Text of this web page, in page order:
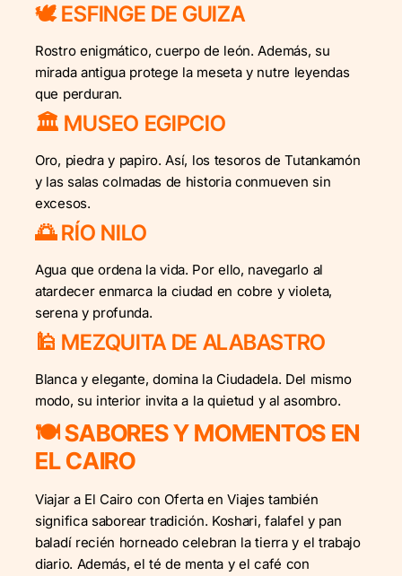
🕊️ ESFINGE DE GUIZA
Rostro enigmático, cuerpo de león. Además, su
mirada antigua protege la meseta y nutre leyendas
que perduran.
🏛️ MUSEO EGIPCIO
Oro, piedra y papiro. Así, los tesoros de Tutankamón
y las salas colmadas de historia conmueven sin
excesos.
🌅 RÍO NILO
Agua que ordena la vida. Por ello, navegarlo al
atardecer enmarca la ciudad en cobre y violeta,
serena y profunda.
🕌 MEZQUITA DE ALABASTRO
Blanca y elegante, domina la Ciudadela. Del mismo
modo, su interior invita a la quietud y al asombro.
🍽️ SABORES Y MOMENTOS EN
EL CAIRO
Viajar a El Cairo con Oferta en Viajes también
significa saborear tradición. Koshari, falafel y pan
baladí recién horneado celebran la tierra y el trabajo
diario. Además, el té de menta y el café con